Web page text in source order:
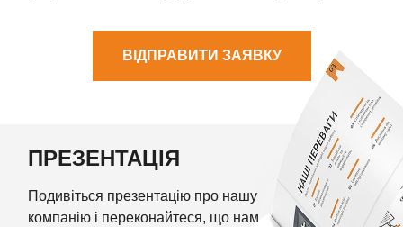
ВІДПРАВИТИ ЗАЯВКУ
ПРЕЗЕНТАЦІЯ
Подивіться презентацію про нашу
компанію і переконайтеся, що нам